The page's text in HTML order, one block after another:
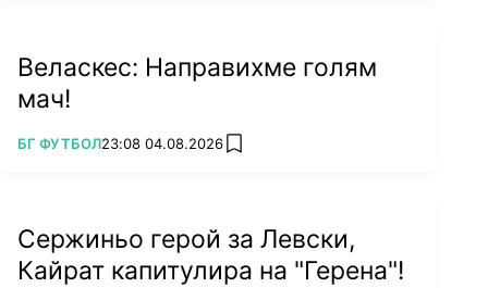
Веласкес: Направихме голям
мач!
ПОВЕЧЕ ОТ
БГ ФУТБОЛ23:08 04.08.2026 add favorites
Сержиньо герой за Левски,
Кайрат капитулира на "Герена"!